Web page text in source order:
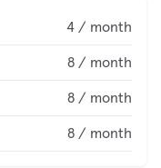
4 / month
8 / month
8 / month
8 / month